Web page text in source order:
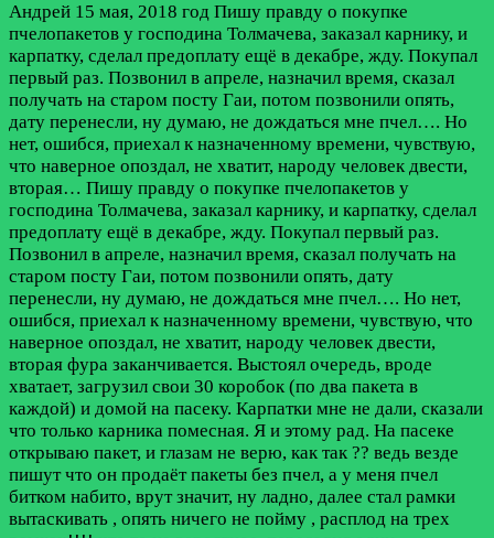
Андрей 15 мая, 2018 год Пишу правду о покупке
пчелопакетов у господина Толмачева, заказал карнику, и
карпатку, сделал предоплату ещё в декабре, жду. Покупал
первый раз. Позвонил в апреле, назначил время, сказал
получать на старом посту Гаи, потом позвонили опять,
дату перенесли, ну думаю, не дождаться мне пчел…. Но
нет, ошибся, приехал к назначенному времени, чувствую,
что наверное опоздал, не хватит, народу человек двести,
вторая… Пишу правду о покупке пчелопакетов у
господина Толмачева, заказал карнику, и карпатку, сделал
предоплату ещё в декабре, жду. Покупал первый раз.
Позвонил в апреле, назначил время, сказал получать на
старом посту Гаи, потом позвонили опять, дату
перенесли, ну думаю, не дождаться мне пчел…. Но нет,
ошибся, приехал к назначенному времени, чувствую, что
наверное опоздал, не хватит, народу человек двести,
вторая фура заканчивается. Выстоял очередь, вроде
хватает, загрузил свои 30 коробок (по два пакета в
каждой) и домой на пасеку. Карпатки мне не дали, сказали
что только карника помесная. Я и этому рад. На пасеке
открываю пакет, и глазам не верю, как так ?? ведь везде
пишут что он продаёт пакеты без пчел, а у меня пчел
битком набито, врут значит, ну ладно, далее стал рамки
вытаскивать , опять ничего не пойму , расплод на трех